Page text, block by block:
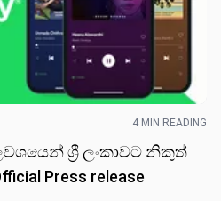
4 MIN READING
ශ්‍රී ලංකාවට නිකුත්
Press release